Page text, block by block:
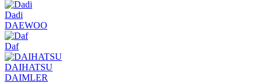
Dadi
DAEWOO
Daf
DAIHATSU
DAIMLER